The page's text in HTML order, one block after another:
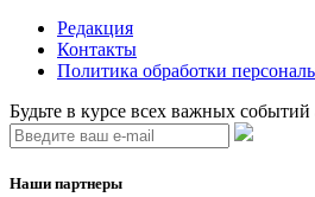
Редакция
Контакты
Политика обработки
Будьте в курсе всех важных
Наши партнеры